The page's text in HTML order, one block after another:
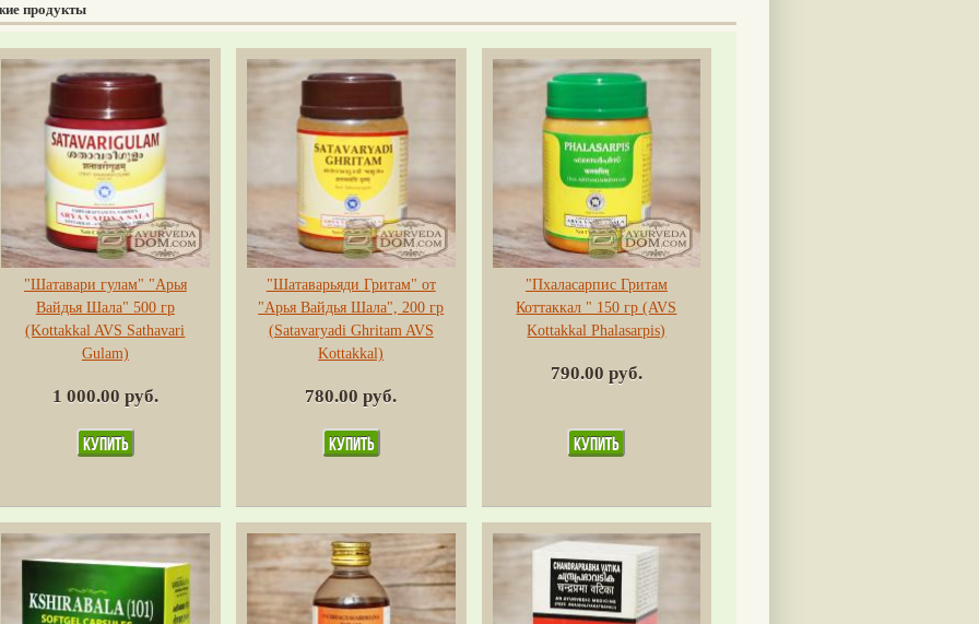
продукты
"Шатавари гулам" "Арья
Вайдья Шала" 500 гр
(Kottakkal AVS Sathavari
Gulam)
1 000.00 руб.
"Шатаварьяди Гритам" от
"Арья Вайдья Шала", 200 гр
(Satavaryadi Ghritam AVS
Kottakkal)
780.00 руб.
"Пхаласарпис Гритам
Коттаккал " 150 гр (AVS
Kottakkal Phalasarpis)
790.00 руб.